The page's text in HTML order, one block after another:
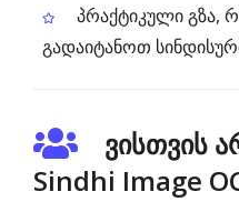
პრაქტიკული
გადაიტანოთ
ვისთვის
Sindhi Image